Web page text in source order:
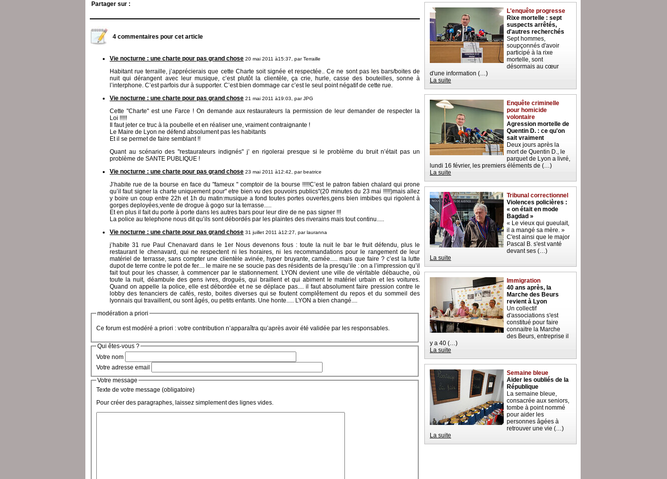
Partager sur :
4 commentaires pour cet article
Vie nocturne : une charte pour pas grand chose 20 mai 2011 à15:37, parTerraille
Habitant rue terraille, j’apprécierais que cette Charte soit signée et respectée.. Ce ne sont pas les bars/boites de
nuit qui dérangent avec leur musique, c’est plutôt la clientèle, ça crie, hurle, casse des bouteilles, sonne à
l’interphone. C’est parfois dur à supporter. C’est bien dommage car c’est le seul point négatif de cette rue.
Vie nocturne : une charte pour pas grand chose 21 mai 2011 à19:03, parJPG
Cette "Charte" est une Farce ! On demande aux restaurateurs la permission de leur demander de respecter la
Loi !!!!!
Il faut jeter ce truc à la poubelle et en réaliser une, vraiment contraignante !
Le Maire de Lyon ne défend absolument pas les habitants
Et il se permet de faire semblant !!
Quant au scénario des "restaurateurs indignés" j’ en rigolerai presque si le problème du bruit n’était pas un
problème de SANTE PUBLIQUE !
Vie nocturne : une charte pour pas grand chose 23 mai 2011 à12:42, parbeatrice
J’habite rue de la bourse en face du "fameux " comptoir de la bourse !!!!!C’est le patron fabien chalard qui prone
qu’il faut signer la charte uniquement pour" etre bien vu des pouvoirs publics"(20 minutes du 23 mai !!!!!)mais allez
y boire un coup entre 22h et 1h du matin:musique a fond toutes portes ouvertes,gens bien imbibes qui rigolent à
gorges deployées,vente de drogue à gogo sur la terrasse.....
Et en plus il fait du porte à porte dans les autres bars pour leur dire de ne pas signer !!!
La police au telephone nous dit qu’ils sont débordés par les plaintes des riverains mais tout continu.....
Vie nocturne : une charte pour pas grand chose 31 juillet 2011 à12:27, parlauranna
j’habite 31 rue Paul Chenavard dans le 1er Nous devenons fous : toute la nuit le bar le fruit défendu, plus le
restaurant le chenavard, qui ne respectent ni les horaires, ni les recommandations pour le rangement de leur
matériel de terrasse, sans compter une clientèle avinée, hyper bruyante, camée..... mais que faire ? c’est la lutte
dupot de terre contre le pot de fer.... le maire ne se soucie pas des résidents de la presqu’ile : on a l’impression qu’il
fait tout pour les chasser, à commencer par le stationnement. LYON devient une ville de véritable débauche, où
toute la nuit, déambule des gens ivres, drogués, qui braillent et qui abiment le matériel urbain et les voitures.
Quand on appelle la police, elle est débordée et ne se déplace pas.... il faut absolument faire pression contre le
lobby des tenanciers de cafés, resto, boites diverses qui se foutent complêtement du repos et du sommeil des
lyonnais qui travaillent, ou sont âgés, ou petits enfants. Une honte..... LYON a bien changé....
modération a priori
Ce forum est modéré a priori : votre contribution n’apparaîtra qu’après avoir été validée par les responsables.
Qui êtes-vous ?
Votre nom
Votre adresse email
Votre message
Texte de votre message (obligatoire)
Pour créer des paragraphes, laissez simplement des lignes vides.
L'enquête progresse
Rixe mortelle : sept
suspects arrêtés,
d'autres recherchés
Sept hommes,
soupçonnés d'avoir
participé à la rixe
mortelle, sont
désormais au cœur
d'une information (…)
La suite
Enquête criminelle
pour homicide
volontaire
Agression mortelle de
Quentin D. : ce qu'on
sait vraiment
Deux jours après la
mort de Quentin D., le
parquet de Lyon a livré,
lundi 16 février, les premiers éléments de (…)
La suite
Tribunal correctionnel
Violences policières :
« on était en mode
Bagdad »
« Le vieux qui gueulait,
il a mangé sa mère. »
C'est ainsi que le major
Pascal B. s'est vanté
devant ses (…)
La suite
Immigration
40 ans après, la
Marche des Beurs
revient à Lyon
Un collectif
d'associations s'est
constitué pour faire
connaitre la Marche
des Beurs, entreprise il
y a 40 (…)
La suite
Semaine bleue
Aider les oubliés de la
République
La semaine bleue,
consacrée aux seniors,
tombe à point nommé
pour aider les
personnes âgées à
retrouver une vie (…)
La suite